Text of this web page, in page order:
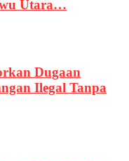
Utara…
Dugaan
Ilegal Tanpa